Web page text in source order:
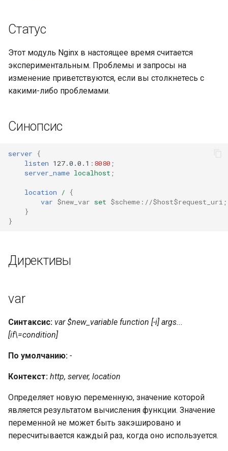
строка указанный префикс,
Проверяет, имеет ли
строка указанный суффикс,
возвращает 1 или 0
подстрока, возвращает 1
Проверяет, является ли str1
одним из str2 .. strn,
возвращает 1 или 0
Общие операции со
переменной напрямую
регистр
регистр
каждого слова к верхнему
регистру (слова разделены
неалфавитными
символами)
Статус
Этот модуль Nginx в настоящее время считается
экспериментальным. Проблемы и запросы на
изменение приветствуются, если вы столкнетесь с
какими-либо проблемами.
Синопсис
server
{
listen 127.0.0.1 : 8080 ;
server_name localhost ;
location /
{
var $new_var set $scheme://$host$request_uri ;
}
}
Директивы
var
Синтаксис: var $new_variable function [-i] args...
[if\=condition]
По умолчанию: -
Контекст: http, server, location
Определяет новую переменную, значение которой
является результатом вычисления функции. Значение
переменной не может быть закэшировано и
пересчитывается каждый раз, когда оно используется.